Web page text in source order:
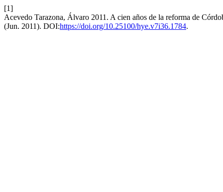
[1]
Acevedo Tarazona, Álvaro 2011. A cien años de la reforma de
(Jun. 2011). DOI:https://doi.org/10.25100/hye.v7i36.1784.